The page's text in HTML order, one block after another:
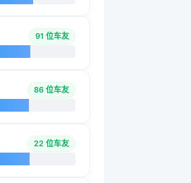
91 位车友
86 位车友
22 位车友